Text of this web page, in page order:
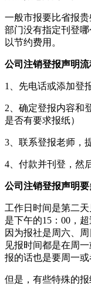
一般市报要比省报
部门没有指定刊登
以节约费用。
公司注销登报声明流
1、先电话或添加登
2、确定登报内容和
是否有要求报纸）
3、联系登报老师，
4、付款并刊登，然
公司注销登报声明要
工作日时间是第二
是下午的15：00，
因为报社是周六、
见报时间都是在周
报的话也是要周一或
但是，有些特殊的